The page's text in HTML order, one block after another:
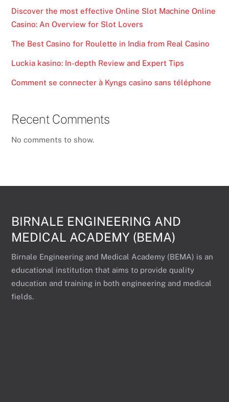
Discover the most effective Online Slot Machine Online
Casino: An Overview for Slot Lovers
The Best Casino for Roulette in India from Real Casino
Luckia kasino: In-depth Review and Expert Tips
Comment se connecter à Kyngs casino sans téléphone
Recent Comments
No comments to show.
BIRNALE ENGINEERING AND
MEDICAL ACADEMY (BEMA)
Birnale Engineering and Medical Academy (BEMA) is an
educational institution that aims to provide quality
education and training in both engineering and medical
fields.